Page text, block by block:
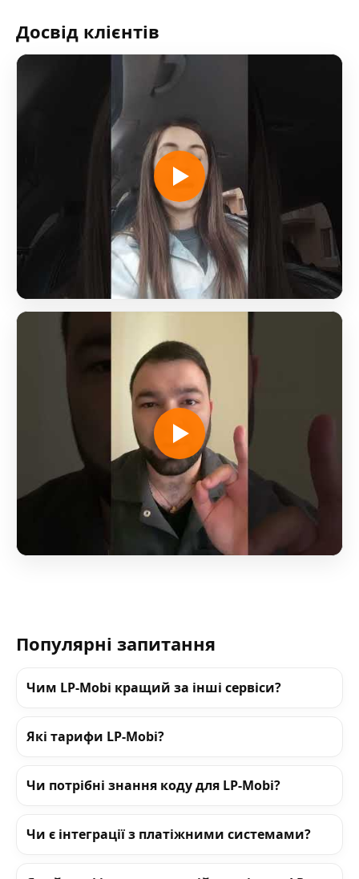
Досвід клієнтів
Популярні запитання
Чим LP-Mobi кращий за інші сервіси?
Які тарифи LP-Mobi?
Чи потрібні знання коду для LP-Mobi?
Чи є інтеграції з платіжними системами?